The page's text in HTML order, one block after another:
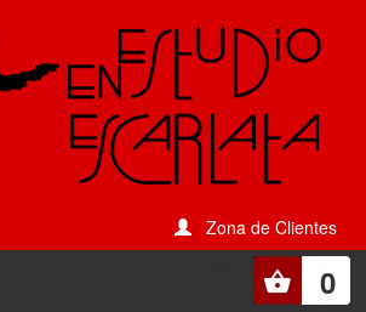
Zona de Clientes
0